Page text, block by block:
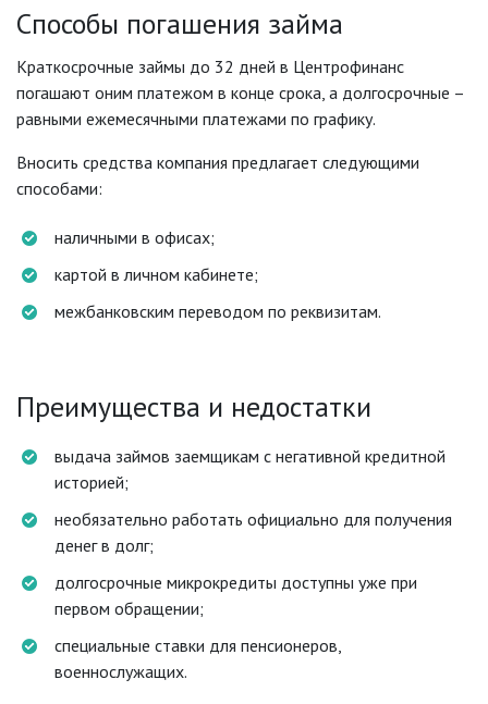
Способы погашения займа
Краткосрочные займы до 32 дней в Центрофинанс
погашают оним платежом в конце срока, а долгосрочные –
равными ежемесячными платежами по графику.
Вносить средства компания предлагает следующими
способами:
наличными в офисах;
картой в личном кабинете;
межбанковским переводом по реквизитам.
Преимущества и недостатки
выдача займов заемщикам с негативной кредитной
историей;
необязательно работать официально для получения
денег в долг;
долгосрочные микрокредиты доступны уже при
первом обращении;
специальные ставки для пенсионеров,
военнослужащих.